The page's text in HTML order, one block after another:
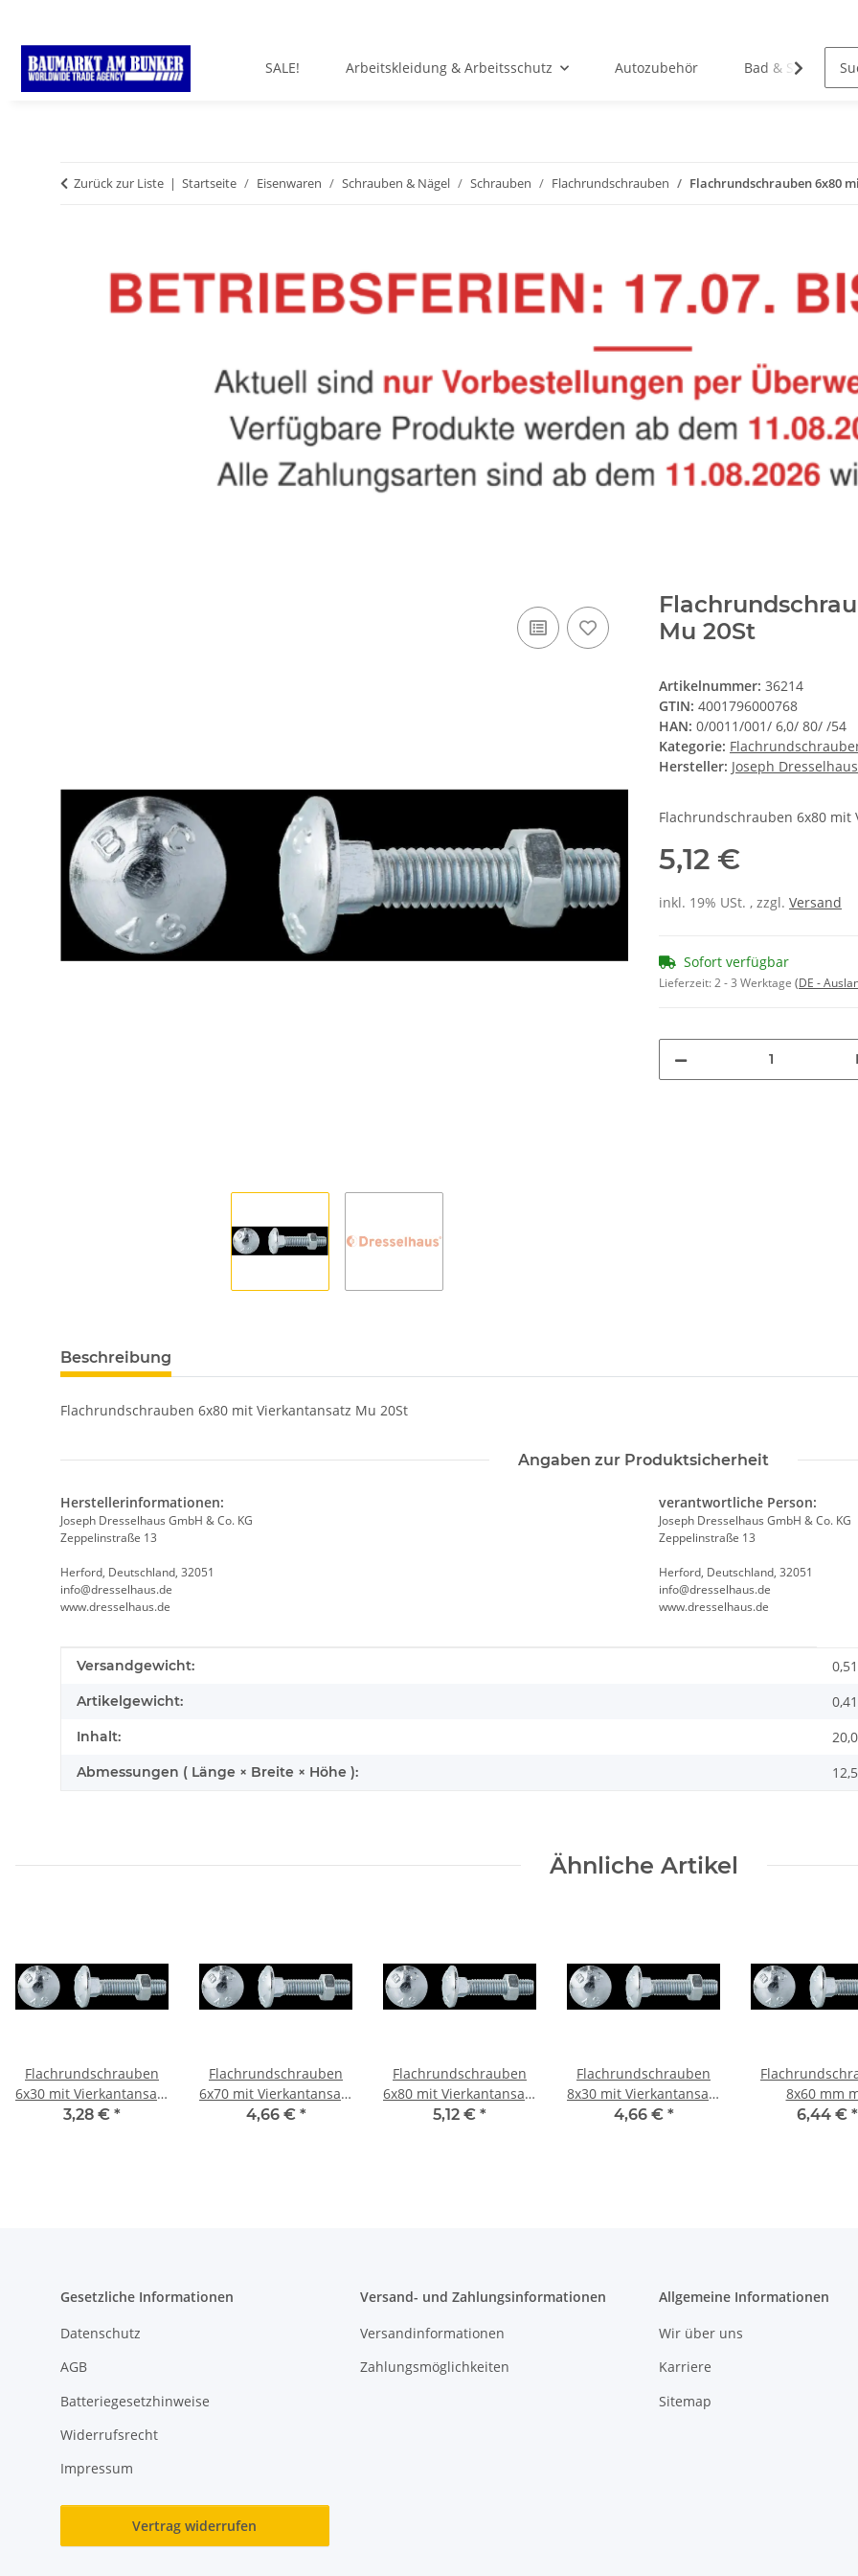
SALE! Arbeitskleidung & Arbeitsschutz Autozubehör Bad & Sanitär
Zurück zur Liste Startseite Eisenwaren Schrauben & Nägel Schrauben Flachrundschrauben Flachrundschrauben 6x80
Mu 20St
Artikelnummer: 36214
GTIN: 4001796000768
HAN: 0/0011/001/ 6,0/ 80/ /54
Kategorie:
Hersteller: Joseph Dresselhaus
Flachrundschrauben 6x80 mit
5,12 €
inkl. 19% USt. , zzgl. Versand
Sofort verfügbar
Lieferzeit:2 - 3 Werktage (DE -
Beschreibung
Flachrundschrauben 6x80 mit Vierkantansatz Mu 20St
Angaben zur Produktsicherheit
Herstellerinformationen:
Joseph Dresselhaus GmbH & Co. KG
Zeppelinstraße 13
Herford, Deutschland, 32051
info@dresselhaus.de
www.dresselhaus.de
verantwortliche Person:
Joseph Dresselhaus GmbH & Co. KG
Zeppelinstraße 13
Herford, Deutschland, 32051
info@dresselhaus.de
www.dresselhaus.de
Produkteigenschaft
Wert
Versandgewicht:
Artikelgewicht: 0,41
Inhalt:
Abmessungen ( Länge × Breite × Höhe ):
Ähnliche Artikel
Flachrundschrauben
6x30 mit Vierkantansatz
Mu 20St
3,28 € *
Flachrundschrauben
6x70 mit Vierkantansatz
Mu
4,66 € *
Flachrundschrauben
6x80 mit Vierkantansatz
Mu 20St
5,12 € *
Flachrundschrauben
8x30 mit Vierkantansatz
Mu 20St
4,66 € *
8x60 mm
6,44 € *
Gesetzliche Informationen
Datenschutz
AGB
Batteriegesetzhinweise
Widerrufsrecht
Impressum
Vertrag widerrufen
Versand- und Zahlungsinformationen
Versandinformationen
Zahlungsmöglichkeiten
Allgemeine Informationen
Wir über uns
Karriere
Sitemap